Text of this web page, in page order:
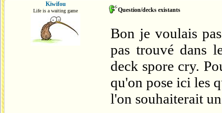
Kiwifou
Life is a waiting game Question/decks existants
Bon je voulais
pas trouvé dans
deck spore cry.
qu'on pose ici les
l'on souhaiterait